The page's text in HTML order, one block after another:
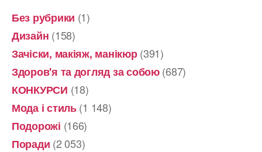
Без рубрики (1)
Дизайн (158)
Зачіски, макіяж, манікюр(391)
Здоров'я та догляд за собою(687)
КОНКУРСИ (18)
Мода і стиль(1 148)
Подорожі (166)
Поради (2 053)